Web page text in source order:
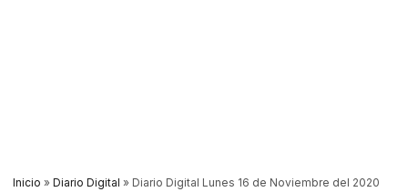
Inicio » Diario Digital » Diario Digital Lunes 16 de Noviembre del 2020